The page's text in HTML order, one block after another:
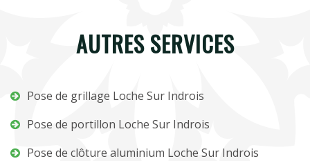
AUTRES SERVICES
Pose de grillage Loche Sur Indrois
Pose de portillon Loche Sur Indrois
Pose de clôture aluminium Loche Sur Indrois